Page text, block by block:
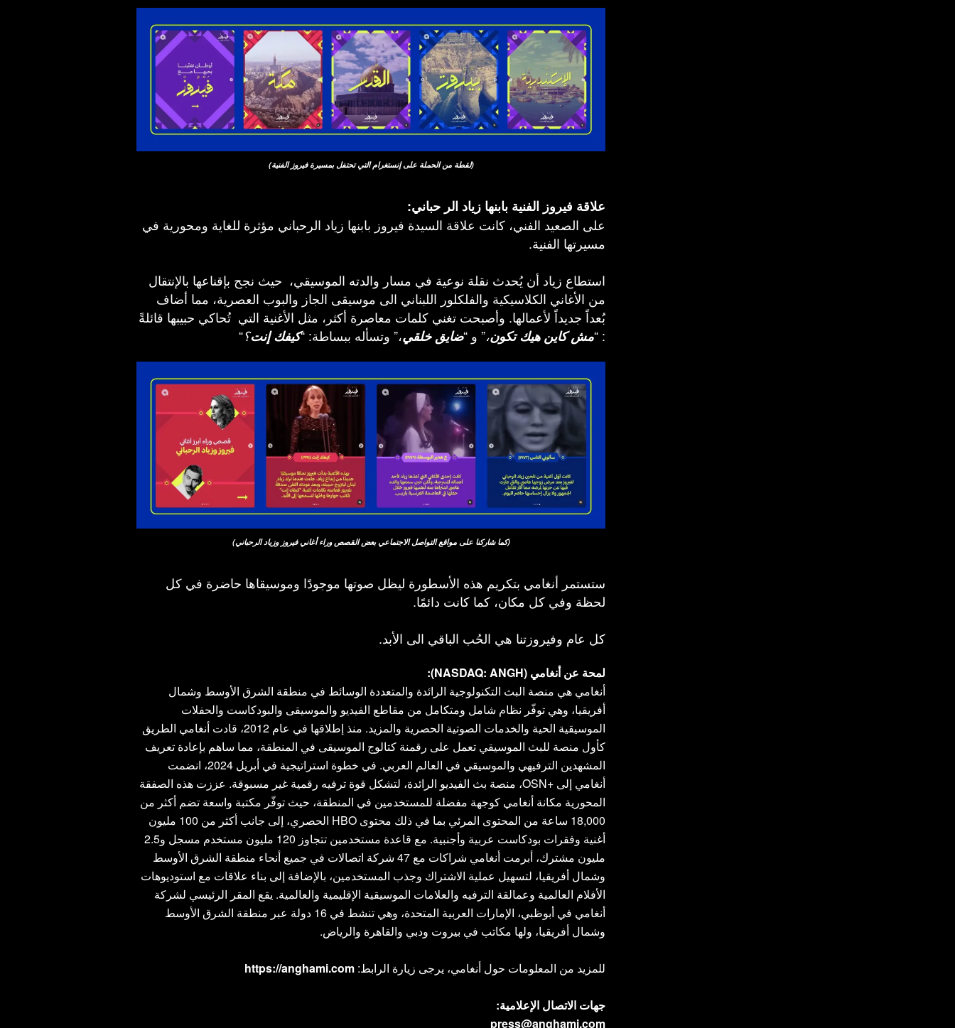
(لقطة منالحملة على إنستغرام التي تحتفل بمسيرة فيروز الفنية)
علاقة فيروز الفنية بابنها زياد الر حباني:
على الصعيد الفني، كانت علاقة السيدة فيروز بابنها زياد الرحباني مؤثرة للغاية ومحورية في
مسيرتها الفنية.
استطاع زياد أن يُحدث نقلة نوعية في مسار والدته الموسيقي، حيث نجح بإقناعها بالإنتقال
من الأغاني الكلاسيكية والفلكلور اللبناني الى موسيقى الجاز والبوب العصرية، مما أضاف
بُعداً جديداً لأعمالها. وأصبحت تغني كلمات معاصرة أكثر، مثل الأغنية التي تُحاكي حبيبها قائلةً
: “مش كاين هيك تكون،” و “ضايق خلقي،” وتسأله ببساطة: “كيفك إنت؟“
(كما شاركنا على مواقع التواصل الاجتماعيبعض القصص وراء أغاني فيروز وزياد الرحباني )
ستستمر أنغامي بتكريم هذه الأسطورة ليظل صوتها موجودًا وموسيقاها حاضرة في كل
لحظة وفي كل مكان، كما كانت دائمًا.
كل عام وفيروزتنا هي الحُب الباقي الى الأبد.
لمحة عن أنغامي (NASDAQ: ANGH):
أنغامي هي منصة البث التكنولوجية الرائدة والمتعددة الوسائط في منطقة الشرق الأوسط وشمال
أفريقيا، وهي توفّر نظام شامل ومتكامل من مقاطع الفيديو والموسيقى والبودكاست والحفلات
الموسيقية الحية والخدمات الصوتية الحصرية والمزيد. منذ إطلاقها في عام 2012، قادت أنغامي الطريق
كأول منصة للبث الموسيقي تعمل على رقمنة كتالوج الموسيقى في المنطقة، مما ساهم بإعادة تعريف
المشهدين الترفيهي والموسيقي في العالم العربي. في خطوة استراتيجية في أبريل 2024، انضمت
أنغامي إلى +OSN، منصة بث الفيديو الرائدة، لتشكل قوة ترفيه رقمية غير مسبوقة. عززت هذه الصفقة
المحورية مكانة أنغامي كوجهة مفضلة للمستخدمين في المنطقة، حيث توفّر مكتبة واسعة تضم أكثر من
18,000 ساعة من المحتوى المرئي بما في ذلك محتوى HBO الحصري، إلى جانب أكثر من 100 مليون
أغنية وفقرات بودكاست عربية وأجنبية. مع قاعدة مستخدمين تتجاوز 120 مليون مستخدم مسجل و2.5
مليون مشترك، أبرمت أنغامي شراكات مع 47 شركة اتصالات في جميع أنحاء منطقة الشرق الأوسط
وشمال أفريقيا، لتسهيل عملية الاشتراك وجذب المستخدمين، بالإضافة إلى بناء علاقات مع استوديوهات
الأفلام العالمية وعمالقة الترفيه والعلامات الموسيقية الإقليمية والعالمية. يقع المقر الرئيسي لشركة
أنغامي في أبوظبي، الإمارات العربية المتحدة، وهي تنشط في 16 دولة عبر منطقة الشرق الأوسط
وشمال أفريقيا، ولها مكاتب في بيروت ودبي والقاهرة والرياض.
للمزيد من المعلومات حول أنغامي، يرجى زيارة الرابط: https://anghami.com
جهات الاتصال الإعلامية:
press@anghami.com